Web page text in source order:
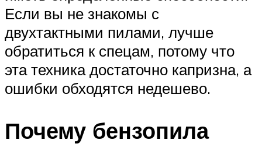
Если вы не знакомы с
двухтактными пилами, лучше
обратиться к спецам, потому что
эта техника достаточно капризна, а
ошибки обходятся недешево.
Почему бензопила